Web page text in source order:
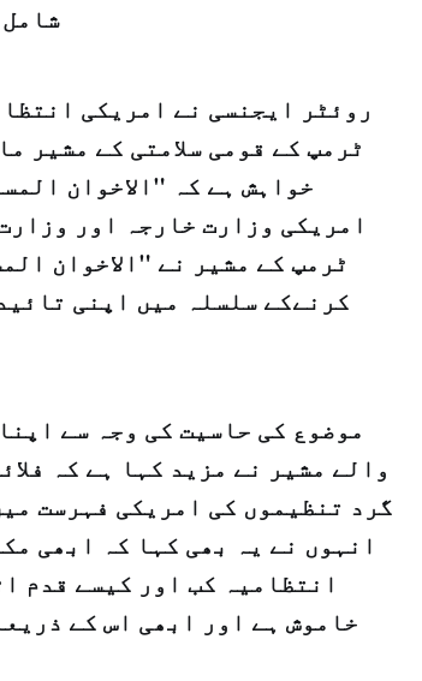
روئٹر ایجنسی نے امریکی
ٹرمپ کے قومی سلامتی کے مشیر
خواہش ہے کہ "الاخوان
امریکی وزارت خارجہ اور
ٹرمپ کے مشیر نے "الاخوان
کرنےکے سلسلہ میں اپنی
موضوع کی حاسیت کی وجہ سے
والے مشیر نے مزید کہا ہے کہ
گرد تنظیموں کی امریکی فہرست
انہوں نے یہ بھی کہا کہ ابھی
انتظامیہ کب اور کیسے قدم
خاموش ہے اور ابھی اس کے